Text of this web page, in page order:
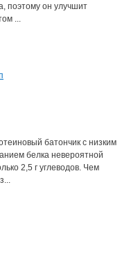
поэтому он улучшит
...
батончик с низким
белка невероятной
2,5 г углеводов. Чем